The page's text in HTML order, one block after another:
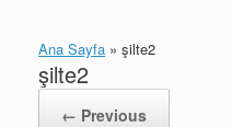
Ana Sayfa » şilte2
şilte2
← Previous